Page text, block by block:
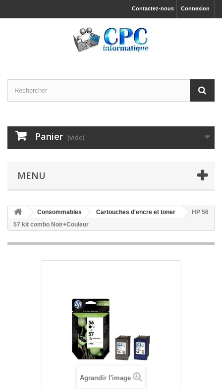
Connexion
Contactez-nous
Panier (vide)
MENU
Consommables Cartouches d'encre et toner
HP 56
57 kit combo Noir+Couleur
Agrandir l'image